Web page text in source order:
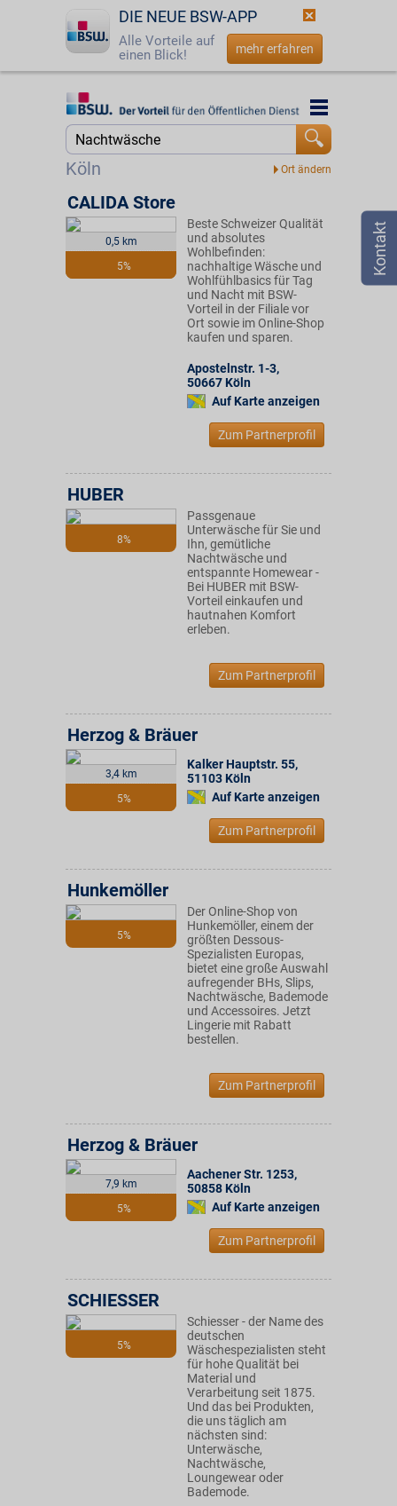
DIE NEUE BSW-APP
Alle Vorteile auf
einen Blick!
mehr erfahren
Startseite
☎ 0800 - 279 25 82
Köln
Startseite
0,5 km
5%
CALIDA Store
Beste Schweizer Qualität
und absolutes
Wohlbefinden:
nachhaltige Wäsche und
Wohlfühlbasics für Tag
und Nacht mit BSW-
Vorteil in der Filiale vor
Ort sowie im Online-Shop
kaufen und sparen.
Apostelnstr. 1-3,
50667 Köln
Auf Karte anzeigen
Zum Partnerprofil
8%
HUBER
Passgenaue
Unterwäsche für Sie und
Ihn, gemütliche
Nachtwäsche und
entspannte Homewear -
Bei HUBER mit BSW-
Vorteil einkaufen und
hautnahen Komfort
erleben.
Zum Partnerprofil
3,4 km
5%
Herzog & Bräuer
Kalker Hauptstr. 55,
51103 Köln
Auf Karte anzeigen
Zum Partnerprofil
5%
Hunkemöller
Der Online-Shop von
Hunkemöller, einem der
größten Dessous-
Spezialisten Europas,
bietet eine große Auswahl
aufregender BHs, Slips,
Nachtwäsche, Bademode
und Accessoires. Jetzt
Lingerie mit Rabatt
bestellen.
Zum Partnerprofil
7,9 km
5%
Herzog & Bräuer
Aachener Str. 1253,
50858 Köln
Auf Karte anzeigen
Zum Partnerprofil
5%
SCHIESSER
Schiesser - der Name des
deutschen
Wäschespezialisten steht
für hohe Qualität bei
Material und
Verarbeitung seit 1875.
Und das bei Produkten,
die uns täglich am
nächsten sind:
Unterwäsche,
Nachtwäsche,
Loungewear oder
Bademode.